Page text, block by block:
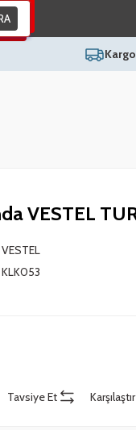
VESTEL
VESTEL
KLK053
Tavsiye Et Karşılaştır